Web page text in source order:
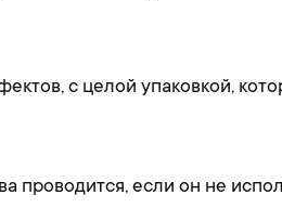
с целой упаковкой,
проводится, если он не